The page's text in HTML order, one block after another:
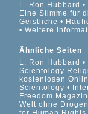
L. Ron Hubbard
Eine Stimme für
Geistliche
Weitere
Ähnliche Seiten
L. Ron Hubbard
Scientology
kostenlosen
Scientology
Freedom
Welt ohne